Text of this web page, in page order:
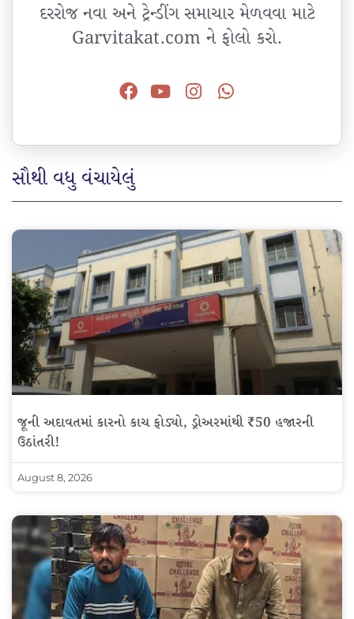
દરરોજ નવા અને ટ્રેન્ડીંગ સમાચાર મેળવવા માટે
Garvitakat.com ને ફોલો કરો.
સૌથી વધુ વંચાયેલું
જૂની અદાવતમાં કારનો કાચ ફોડ્યો, ડ્રોઅરમાંથી ₹50 હજારની
ઉઠાંતરી!
August 8, 2026